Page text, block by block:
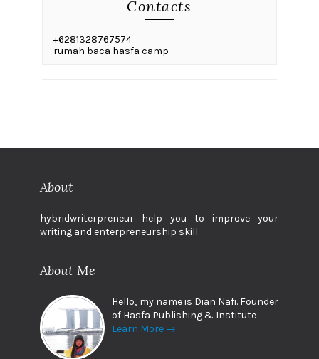
Contacts
+6281328767574
rumah baca hasfa camp
About
hybridwriterpreneur help you to improve your
writing and enterpreneurship skill
About Me
Hello, my name is Dian Nafi. Founder
of Hasfa Publishing & Institute
Learn More →